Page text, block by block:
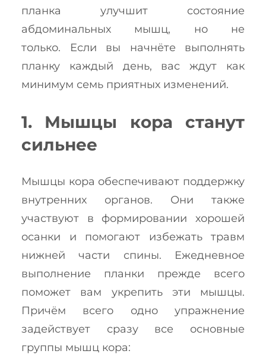
планка улучшит состояние
абдоминальных мышц, но не
только. Если вы начнёте выполнять
планку каждый день, вас ждут как
минимум семь приятных изменений.
1. Мышцы кора станут
сильнее
Мышцы кора обеспечивают поддержку
внутренних органов. Они также
участвуют в формировании хорошей
осанки и помогают избежать травм
нижней части спины. Ежедневное
выполнение планки прежде всего
поможет вам укрепить эти мышцы.
Причём всего одно упражнение
задействует сразу все основные
группы мышц кора: